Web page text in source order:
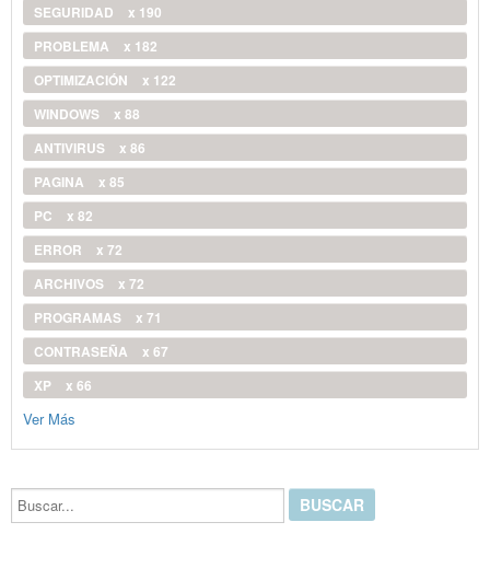
SEGURIDAD
x 190
PROBLEMA
x 182
OPTIMIZACIÓN
x 122
WINDOWS
x 88
ANTIVIRUS
x 86
PAGINA
x 85
PC
x 82
ERROR
x 72
ARCHIVOS
x 72
PROGRAMAS
x 71
CONTRASEÑA
x 67
XP
x 66
Ver Más
Buscar...